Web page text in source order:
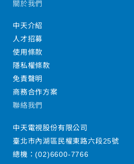
關於我們
中天介紹
人才招募
使用條款
隱私權條款
免責聲明
商務合作方案
聯絡我們
中天電視股份有限公司
臺北市內湖區民權東路六段25號
總機：(02)6600-7766